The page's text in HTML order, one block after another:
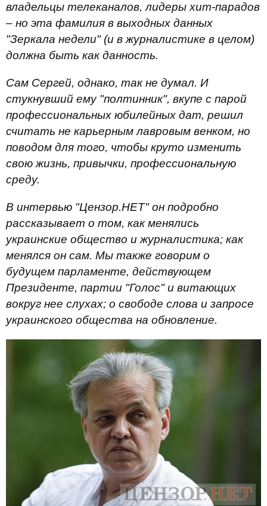
владельцы телеканалов, лидеры хит-парадов
– но эта фамилия в выходных данных
"Зеркала недели" (и в журналистике в целом)
должна быть как данность.
Сам Сергей, однако, так не думал. И
стукнувший ему "полтинник", вкупе с парой
профессиональных юбилейных дат, решил
считать не карьерным лавровым венком, но
поводом для того, чтобы круто изменить
свою жизнь, привычки, профессиональную
среду.
В интервью "Цензор.НЕТ" он подробно
рассказывает о том, как менялись
украинские общество и журналистика; как
менялся он сам. Мы также говорим о
будущем парламенте, действующем
Президенте, партии "Голос" и витающих
вокруг нее слухах; о свободе слова и запросе
украинского общества на обновление.